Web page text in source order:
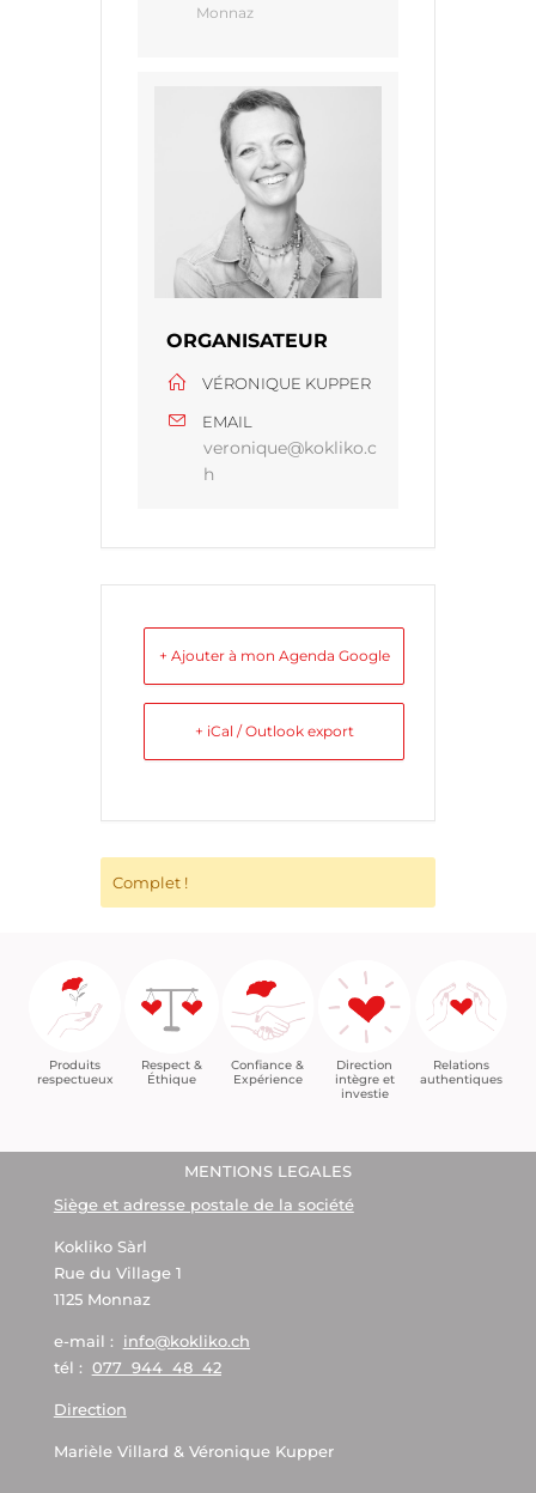
Monnaz
ORGANISATEUR
VÉRONIQUE KUPPER
EMAIL
veronique@kokliko.c
h
+ Ajouter à mon Agenda Google
+ iCal / Outlook export
Complet !
Produits
respectueux
Respect &
Éthique
Confiance &
Expérience
Direction
intègre et
investie
Relations
authentiques
MENTIONS LEGALES
Siège et adresse postale de la société
Kokliko Sàrl
Rue du Village 1
1125 Monnaz
e-mail : info@kokliko.ch
tél : 077 944 48 42
Direction
Marièle Villard & Véronique Kupper